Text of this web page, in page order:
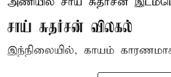
சாய் சுதர்சன் விலகல்
இந்நிலையில், காயம்